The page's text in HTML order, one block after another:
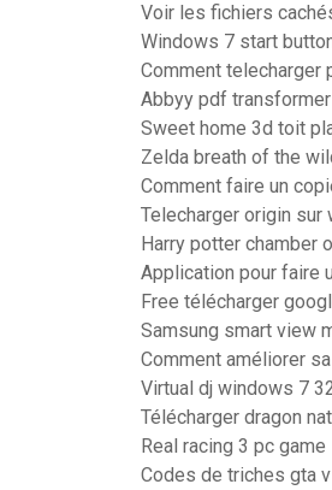
Voir les fichiers
Windows 7 start
Comment telecharger
Abbyy pdf
Sweet home 3d toit
Zelda breath of the
Comment faire un
Telecharger origin sur
Harry potter chamber
Application pour faire
Free télécharger
Samsung smart view
Comment améliorer
Virtual dj windows 7
Télécharger dragon
Real racing 3 pc game
Codes de triches gta